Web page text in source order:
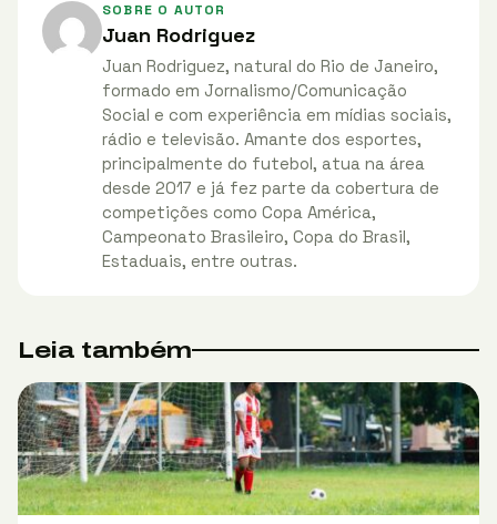
SOBRE O AUTOR
Juan Rodriguez
Juan Rodriguez, natural do Rio de Janeiro,
formado em Jornalismo/Comunicação
Social e com experiência em mídias sociais,
rádio e televisão. Amante dos esportes,
principalmente do futebol, atua na área
desde 2017 e já fez parte da cobertura de
competições como Copa América,
Campeonato Brasileiro, Copa do Brasil,
Estaduais, entre outras.
Leia também